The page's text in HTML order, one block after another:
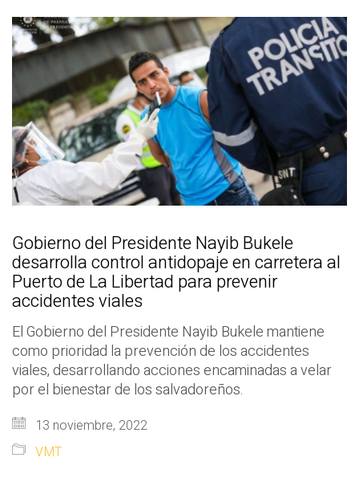
Gobierno del Presidente Nayib Bukele
desarrolla control antidopaje en carretera al
Puerto de La Libertad para prevenir
accidentes viales
El Gobierno del Presidente Nayib Bukele mantiene
como prioridad la prevención de los accidentes
viales, desarrollando acciones encaminadas a velar
por el bienestar de los salvadoreños.
13 noviembre, 2022
VMT